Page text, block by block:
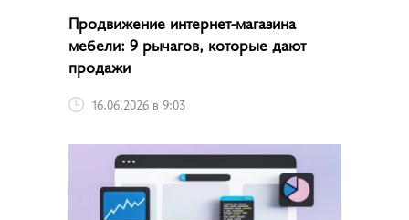
Продвижение интернет-магазина
мебели: 9 рычагов, которые дают
продажи
16.06.2026 в 9:03